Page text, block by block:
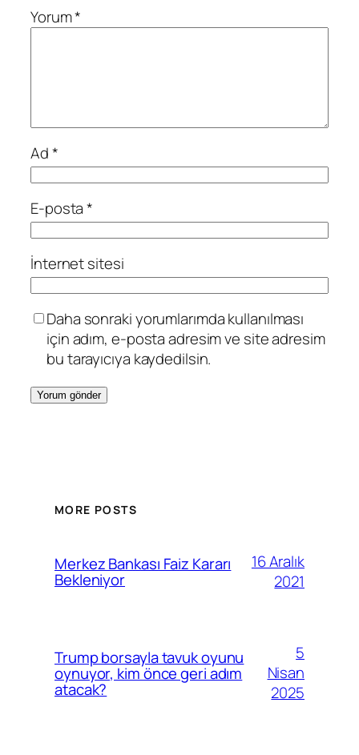
Yorum*
Ad*
E-posta*
İnternet sitesi
Daha sonraki yorumlarımda kullanılması
için adım, e-posta adresim ve site adresim
bu tarayıcıya kaydedilsin.
MORE POSTS
Merkez Bankası Faiz Kararı
Bekleniyor
16 Aralık
2021
Trump borsayla tavuk oyunu
oynuyor, kim önce geri adım
atacak?
5
Nisan
2025